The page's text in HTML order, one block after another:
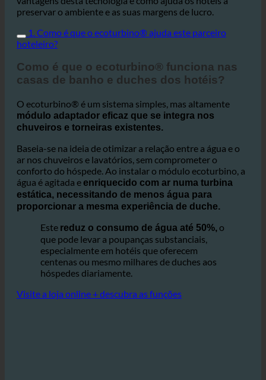
Este artigo explica como funciona o ecoturbino, as
preservar o ambiente e as suas margens de lucro.
hoteleiro?
casas de banho e duches dos hotéis?
O ecoturbino® é um sistema simples, mas altamente
chuveiros e torneiras existentes.
Baseia-se na ideia de otimizar a relação entre a água e o
ar nos chuveiros e lavatórios, sem comprometer o
conforto do hóspede. Ao instalar o módulo ecoturbino, a
água é agitada eenriquecido com ar numa turbina
proporcionar a mesma experiência de duche.
Estereduz o consumo de água até 50%,
que pode levar a poupanças substanciais,
especialmente em hotéis que oferecem
hóspedes diariamente.